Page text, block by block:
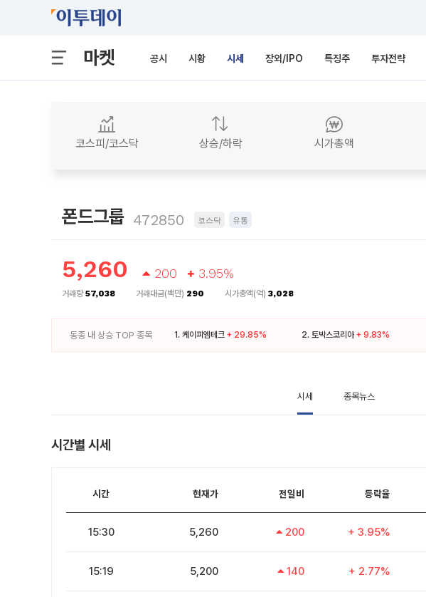
마켓 공시 시황 시세 장외/IPO 특징주 투자전략
코스피/코스닥 상승/하락 시가총액
폰드그룹 472850 코스닥 유통
5,260 200 3.95%
거래량57,038 거래대금(백만) 290 시가총액(억) 3,028
동종 내 상승 TOP 종목 1. 케이피엠테크 + 29.85% 2. 토박스코리아 + 9.83%
시세 종목뉴스